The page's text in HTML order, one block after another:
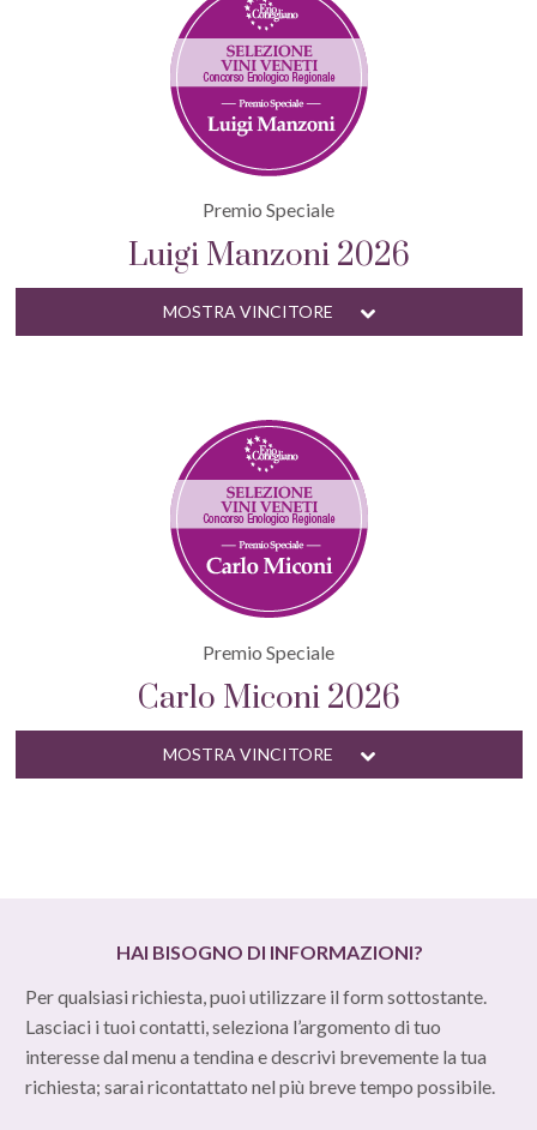
Premio Speciale
Luigi Manzoni 2026
MOSTRA VINCITORE
Premio Speciale
Carlo Miconi 2026
MOSTRA VINCITORE
HAI BISOGNO DI INFORMAZIONI?
Per qualsiasi richiesta, puoi utilizzare il form sottostante.
Lasciaci i tuoi contatti, seleziona l’argomento di tuo
interesse dal menu a tendina e descrivi brevemente la tua
richiesta; sarai ricontattato nel più breve tempo possibile.